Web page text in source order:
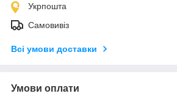
Укрпошта
Самовивіз
Всі умови доставки
Умови оплати